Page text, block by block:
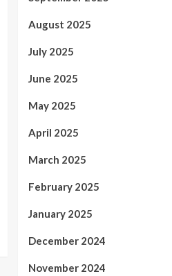
August 2025
July 2025
June 2025
May 2025
April 2025
March 2025
February 2025
January 2025
December 2024
November 2024